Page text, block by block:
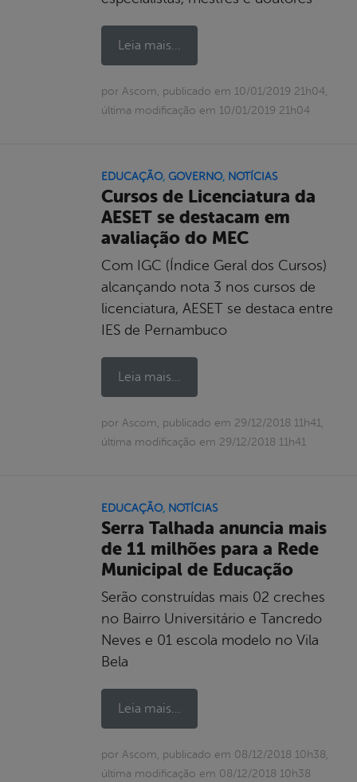
Leia mais...
por Ascom, publicado em 10/01/2019 21h04,
última modificação em 10/01/2019 21h04
EDUCAÇÃO, GOVERNO, NOTÍCIAS
Cursos de Licenciatura da
AESET se destacam em
avaliação do MEC
Com IGC (Índice Geral dos Cursos)
alcançando nota 3 nos cursos de
licenciatura, AESET se destaca entre
IES de Pernambuco
Leia mais...
por Ascom, publicado em 29/12/2018 11h41,
última modificação em 29/12/2018 11h41
EDUCAÇÃO, NOTÍCIAS
Serra Talhada anuncia mais
de 11 milhões para a Rede
Municipal de Educação
Serão construídas mais 02 creches
no Bairro Universitário e Tancredo
Neves e 01 escola modelo no Vila
Bela
Leia mais...
por Ascom, publicado em 08/12/2018 10h38,
última modificação em 08/12/2018 10h38